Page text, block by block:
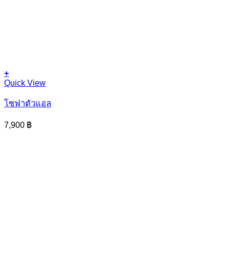
+
Quick View
โซฟาตัวแอล
7,900 ฿